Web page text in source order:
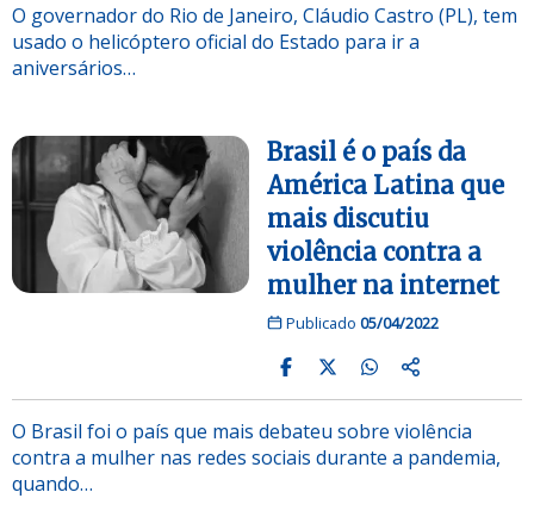
O governador do Rio de Janeiro, Cláudio Castro (PL), tem
usado o helicóptero oficial do Estado para ir a
aniversários…
Brasil é o país da
América Latina que
mais discutiu
violência contra a
mulher na internet
Publicado 05/04/2022
O Brasil foi o país que mais debateu sobre violência
contra a mulher nas redes sociais durante a pandemia,
quando…